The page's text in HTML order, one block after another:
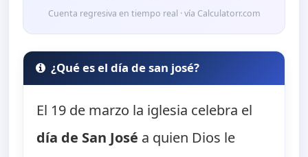
Cuenta regresiva en tiempo real · vía Calculatorr.com
¿Qué es el día de san josé?
El 19 de marzo la iglesia celebra el
día de San José a quien Dios le